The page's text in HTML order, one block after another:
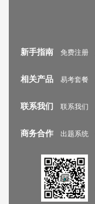
新手指南 免费注册
相关产品 易考套餐
联系我们 联系我们
商务合作 出题系统